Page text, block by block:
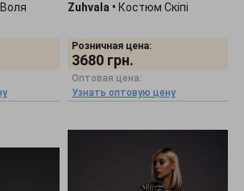
Zuhvala • Костюм Скіпі
Розничная цена:
3680 грн.
Оптовая цена:
Узнать оптовую цену